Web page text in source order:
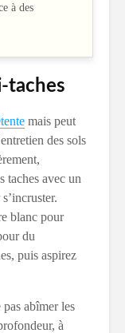
à des
taches
mais peut
des sols
taches avec un
blanc pour
du
puis aspirez
abîmer les
à